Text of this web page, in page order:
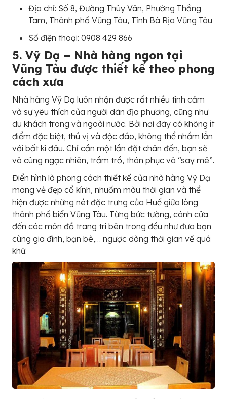
Địa chỉ: Số 8, Đường Thùy Vân, Phường Thắng
Tam, Thành phố Vũng Tàu, Tỉnh Bà Rịa Vũng Tàu
Số điện thoại: 0908 429 866
5. Vỹ Dạ – Nhà hàng ngon tại
Vũng Tàu được thiết kế theo phong
cách xưa
Nhà hàng Vỹ Dạ luôn nhận được rất nhiều tình cảm
và sự yêu thích của người dân địa phương, cũng như
du khách trong và ngoài nước. Bởi nơi đây có không ít
điểm đặc biệt, thú vị và độc đáo, không thể nhầm lẫn
với bất kì đâu. Chỉ cần một lần đặt chân đến, bạn sẽ
vô cùng ngạc nhiên, trầm trồ, thán phục và “say mê”.
Điển hình là phong cách thiết kế của nhà hàng Vỹ Dạ
mang vẻ đẹp cổ kính, nhuốm màu thời gian và thể
hiện được những nét đặc trưng của Huế giữa lòng
thành phố biển Vũng Tàu. Từng bức tường, cánh cửa
đến các món đồ trang trí bên trong đều như đưa bạn
cùng gia đình, bạn bè,… ngược dòng thời gian về quá
khứ.